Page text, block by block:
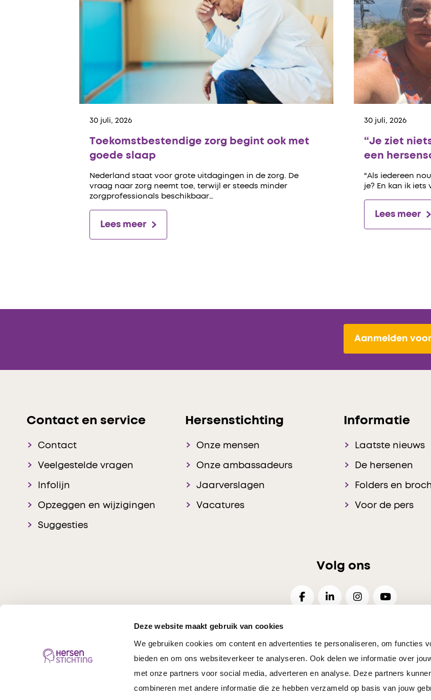
Deze website maakt gebruik van cookies
We gebruiken cookies om content en advertenties te personaliseren, om functies
bieden en om ons websiteverkeer te analyseren. Ook delen we informatie over
met onze partners voor social media, adverteren en analyse. Deze partners
combineren met andere informatie die ze hebben verzameld op basis van jouw
30 juli, 2026
Toekomstbestendige zorg begint ook met
goede slaap
Nederland staat voor grote uitdagingen in de zorg. De
vraag naar zorg neemt toe, terwijl er steeds minder
zorgprofessionals beschikbaar…
Lees meer
30 juli, 2026
“Je ziet
een
"Als iedereen
je? En kan ik iets
Lees meer
Aanmelden
Contact en service
Contact
Veelgestelde vragen
Infolijn
Opzeggen en wijzigingen
Suggesties
Hersenstichting
Onze mensen
Onze ambassadeurs
Jaarverslagen
Vacatures
Informatie
Laatste nieuws
De hersenen
Folders en
Voor de pers
Volg ons
Hersenstichting © 2026 Disclaimer Privacy Cookies Voorkeuren